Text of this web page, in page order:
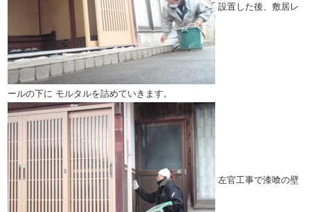
設置した後、敷居レ
ールの下に モルタルを詰めていきます。
左官工事で漆喰の壁